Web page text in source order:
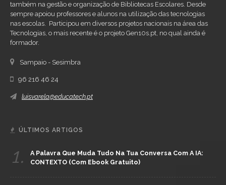
também na gestão e organização de Bibliotecas Escolares. Desde
sempre apoiou professores e alunos na utilização das tecnologias
nas escolas. Participou em diversos projetos nacionais na área das
Tecnologias, o mais recente é o projeto Gen10s.pt, no qual ainda é
formador.
Sampaio - Sesimbra
96 216 46 24
luisvarela@educatech.pt
ÚLTIMOS ARTIGOS
1.
A Palavra Que Muda Tudo Na Tua Conversa Com A IA:
CONTEXTO (com Ebook Gratuito)